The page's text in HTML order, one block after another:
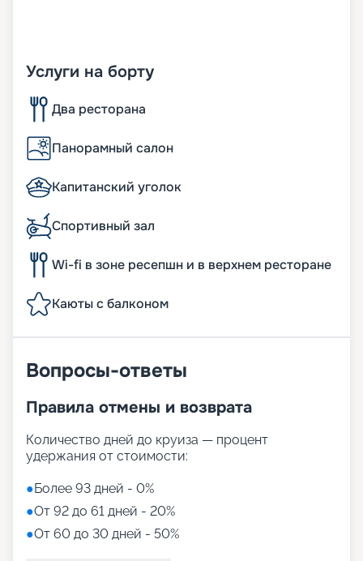
Услуги на борту
Два ресторана
Панорамный салон
Капитанский уголок
Спортивный зал
Wi-fi в зоне ресепшн и в верхнем ресторане
Каюты с балконом
Вопросы-ответы
Правила отмены и возврата
Количество дней до круиза — процент
удержания от стоимости:
●Более 93 дней - 0%
●От 92 до 61 дней - 20%
●От 60 до 30 дней - 50%